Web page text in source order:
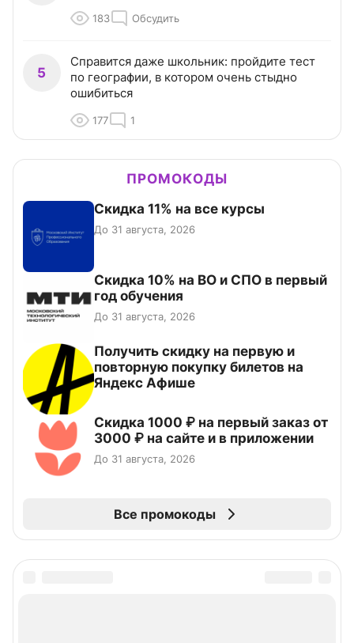
183 Обсудить
5
Справится даже школьник: пройдите тест
по географии, в котором очень стыдно
ошибиться
177 1
ПРОМОКОДЫ
Скидка 11% на все курсы
До 31 августа, 2026
Скидка 10% на ВО и СПО в первый
год обучения
До 31 августа, 2026
Получить скидку на первую и
повторную покупку билетов на
Яндекс Афише
Скидка 1000 ₽ на первый заказ от
3000 ₽ на сайте и в приложении
До 31 августа, 2026
Все промокоды